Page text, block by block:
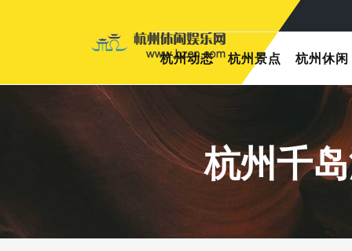
杭州动态 杭州景点 杭州休闲
杭州千